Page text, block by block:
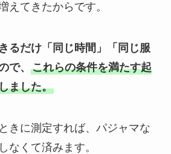
えてきたからです。
るだけ「同じ時間」「同じ服
で、
これらの条件を満たす起
ました。
きに測定すれば、パジャマな
なくて済みます。